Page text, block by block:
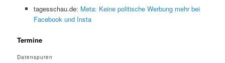
tagesschau.de: Meta: Keine politische Werbung mehr bei
Facebook und Insta
Termine
Datenspuren